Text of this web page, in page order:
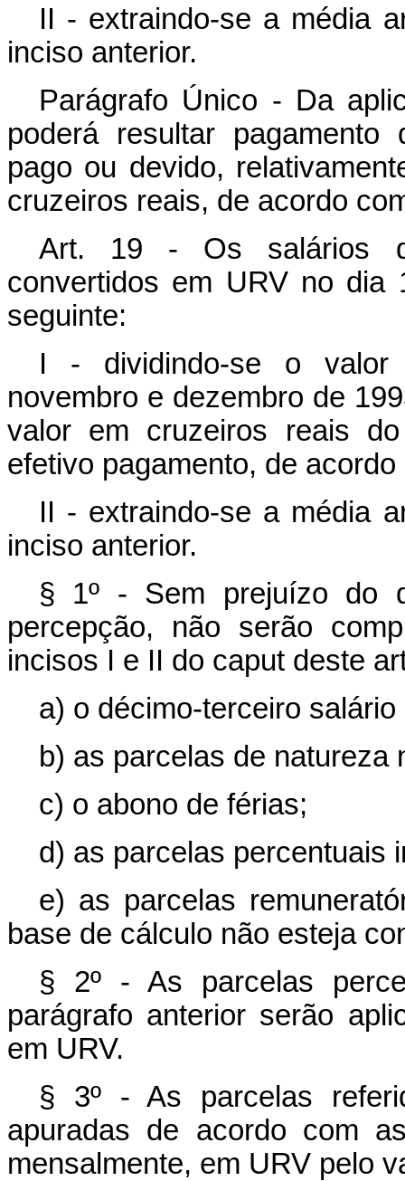
II - extraindo-se a média
inciso anterior.
Parágrafo Único - Da
poderá resultar
pago ou devido,
cruzeiros reais, de acordo
Art. 19 - Os salários
convertidos em URV no dia
seguinte:
I - dividindo-se o valor
novembro e dezembro de
valor em cruzeiros reais
efetivo pagamento, de
II - extraindo-se a média
inciso anterior.
§ 1º - Sem prejuízo do
percepção, não serão
incisos I e II do caput deste
a) o décimo-terceiro
b) as parcelas de natureza
c) o abono de férias;
d) as parcelas percentuais
e) as parcelas
base de cálculo não esteja
§ 2º - As parcelas
parágrafo anterior serão
em URV.
§ 3º - As parcelas
apuradas de acordo com
mensalmente, em URV pelo